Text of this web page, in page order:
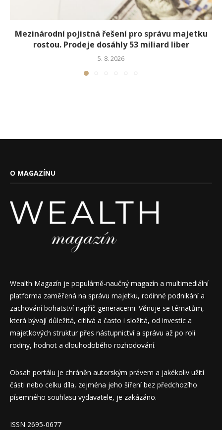
Mezinárodní pojistná řešení pro správu majetku
rostou. Prodeje dosáhly 53 miliard liber
5. 8. 2026
O MAGAZÍNU
Wealth Magazín je populárně-naučný magazín a multimediální
platforma zaměřená na správu majetku, rodinné podnikání a
zachování bohatství napříč generacemi. Věnuje se tématům,
která bývají důležitá, citlivá a často i složitá, od investic a
majetkových struktur přes nástupnictví a správu až po roli
rodiny, hodnot a dlouhodobého rozhodování.
Obsah portálu je chráněn autorským právem a jakékoliv užití
části nebo celku díla, zejména jeho šíření bez předchozího
písemného souhlasu vydavatele, je zakázáno.
ISSN 2695-0677